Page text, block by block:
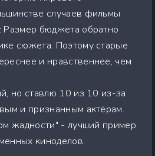
случаев фильмы
бюджета обратно
сюжета. Поэтому старые
и нравственнее, чем
но ставлю 10 из 10 из-за
и признанным актёрам.
жадности" - лучший пример
киноделов.